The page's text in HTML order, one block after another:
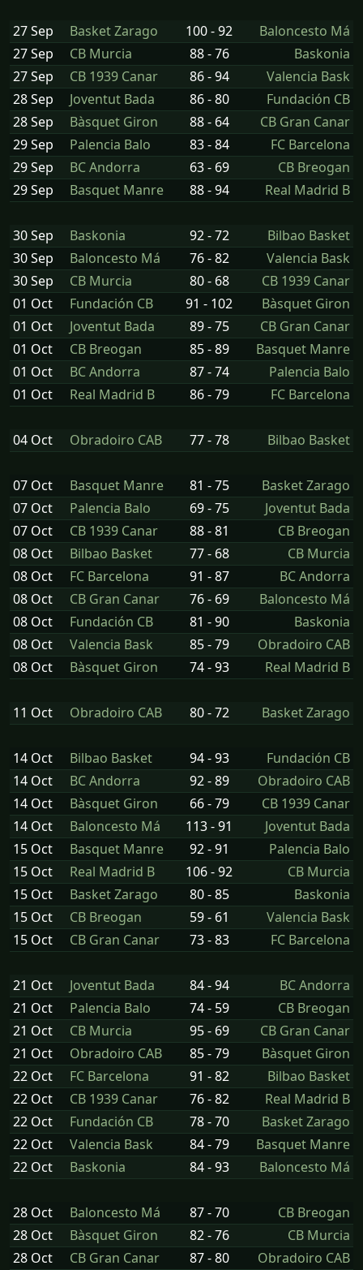
27 Sep Basket Zarago 100 - 92
Baloncesto Má
27 Sep
CB Murcia 88 - 76
Baskonia
27 Sep
CB 1939 Canar 86 - 94
Valencia Bask
28 Sep
Joventut Bada 86 - 80
Fundación CB
28 Sep
Bàsquet Giron 88 - 64
CB Gran Canar
29 Sep
Palencia Balo 83 - 84
FC Barcelona
29 Sep
BC Andorra 63 - 69
CB Breogan
29 Sep
Basquet Manre 88 - 94 Real Madrid B
30 Sep Baskonia 92 - 72
Bilbao Basket
30 Sep
Baloncesto Má 76 - 82
Valencia Bask
30 Sep
CB Murcia 80 - 68
CB 1939 Canar
01 Oct
Fundación CB 91 - 102
Bàsquet Giron
01 Oct
Joventut Bada 89 - 75
CB Gran Canar
01 Oct
CB Breogan 85 - 89
Basquet Manre
01 Oct
BC Andorra 87 - 74
Palencia Balo
01 Oct
Real Madrid B 86 - 79 FC Barcelona
04 Oct Obradoiro CAB 77 - 78 Bilbao Basket
07 Oct Basquet Manre 81 - 75
Basket Zarago
07 Oct
Palencia Balo 69 - 75
Joventut Bada
07 Oct
CB 1939 Canar 88 - 81
CB Breogan
08 Oct
Bilbao Basket 77 - 68
CB Murcia
08 Oct
FC Barcelona 91 - 87
BC Andorra
08 Oct
CB Gran Canar 76 - 69
Baloncesto Má
08 Oct
Fundación CB 81 - 90
Baskonia
08 Oct
Valencia Bask 85 - 79
Obradoiro CAB
08 Oct
Bàsquet Giron 74 - 93 Real Madrid B
11 Oct Obradoiro CAB 80 - 72 Basket Zarago
14 Oct Bilbao Basket 94 - 93
Fundación CB
14 Oct
BC Andorra 92 - 89
Obradoiro CAB
14 Oct
Bàsquet Giron 66 - 79
CB 1939 Canar
14 Oct
Baloncesto Má 113 - 91
Joventut Bada
15 Oct
Basquet Manre 92 - 91
Palencia Balo
15 Oct
Real Madrid B 106 - 92
CB Murcia
15 Oct
Basket Zarago 80 - 85
Baskonia
15 Oct
CB Breogan 59 - 61
Valencia Bask
15 Oct
CB Gran Canar 73 - 83 FC Barcelona
21 Oct Joventut Bada 84 - 94
BC Andorra
21 Oct
Palencia Balo 74 - 59
CB Breogan
21 Oct
CB Murcia 95 - 69
CB Gran Canar
21 Oct
Obradoiro CAB 85 - 79
Bàsquet Giron
22 Oct
FC Barcelona 91 - 82
Bilbao Basket
22 Oct
CB 1939 Canar 76 - 82
Real Madrid B
22 Oct
Fundación CB 78 - 70
Basket Zarago
22 Oct
Valencia Bask 84 - 79
Basquet Manre
22 Oct
Baskonia 84 - 93 Baloncesto Má
28 Oct Baloncesto Má 87 - 70
CB Breogan
28 Oct
Bàsquet Giron 82 - 76
CB Murcia
28 Oct
CB Gran Canar 87 - 80
Obradoiro CAB